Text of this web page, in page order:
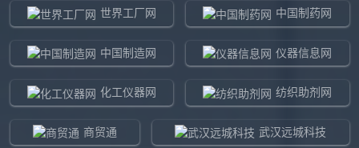
世界工厂网 中国制药网
中国制造网 仪器信息网
化工仪器网 纺织助剂网
商贸通 武汉远城科技